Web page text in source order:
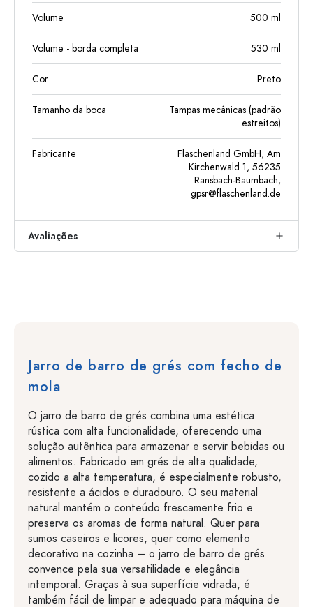
Volume 500 ml
Volume - borda completa 530 ml
Cor Preto
Tamanho da boca
Tampas mecânicas (padrão
estreitos)
Fabricante
Flaschenland GmbH, Am
Kirchenwald 1, 56235
Ransbach-Baumbach,
gpsr@flaschenland.de
Avaliações
Jarro de barro de grés com fecho de
mola
O jarro de barro de grés combina uma estética
rústica com alta funcionalidade, oferecendo uma
solução autêntica para armazenar e servir bebidas ou
alimentos. Fabricado em grés de alta qualidade,
cozido a alta temperatura, é especialmente robusto,
resistente a ácidos e duradouro. O seu material
natural mantém o conteúdo frescamente frio e
preserva os aromas de forma natural. Quer para
sumos caseiros e licores, quer como elemento
decorativo na cozinha – o jarro de barro de grés
convence pela sua versatilidade e elegância
intemporal. Graças à sua superfície vidrada, é
também fácil de limpar e adequado para máquina de